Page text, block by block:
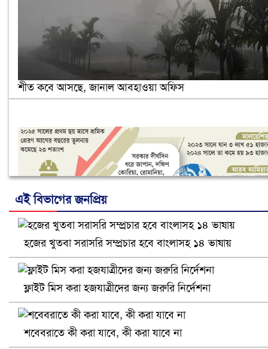
শীত কবে আসছে, জানাল আবহাওয়া অফিস
নানা সংকটে রিক্রুটিং এজেন্সি, হুমকির মুখে শ্রম রপ্তানি
এই বিভাগের জনপ্রিয়
হজের খুতবা সরাসরি সম্প্রচার হবে বাংলাসহ ১৪ ভাষায়
ফ্লাইট মিস করা হজযাত্রীদের জন্য জরুরি নির্দেশনা
শবেবরাতে কী করা যাবে, কী করা যাবে না